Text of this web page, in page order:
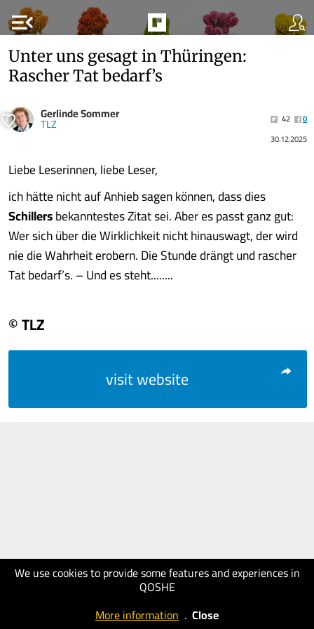
menu_open
We use cookies to provide some features and experiences in
QOSHE
More information . Close
Unter uns gesagt in Thüringen:
Rascher Tat bedarf’s
Gerlinde Sommer
TLZ 42
0
30.12.2025
Liebe Leserinnen, liebe Leser,
ich hätte nicht auf Anhieb sagen können, dass dies
Schillersbekanntestes Zitat sei. Aber es passt ganz gut:
Wer sich über die Wirklichkeit nicht hinauswagt, der wird
nie die Wahrheit erobern. Die Stunde drängt und rascher
Tat bedarf’s. – Und es steht........
© TLZ
visit website